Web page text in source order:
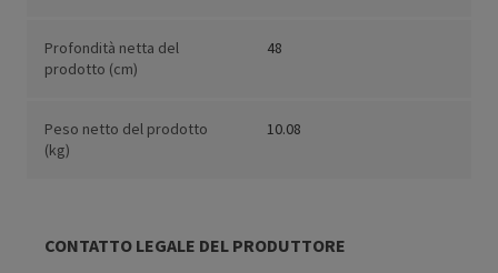
Profondità netta del
prodotto (cm)
48
Peso netto del prodotto
(kg)
10.08
CONTATTO LEGALE DEL PRODUTTORE